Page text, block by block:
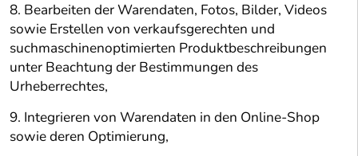
8. Bearbeiten der Warendaten, Fotos, Bilder, Videos
sowie Erstellen von verkaufsgerechten und
suchmaschinenoptimierten Produktbeschreibungen
unter Beachtung der Bestimmungen des
Urheberrechtes,
9. Integrieren von Warendaten in den Online-Shop
sowie deren Optimierung,